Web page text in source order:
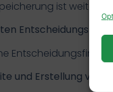
ist
und Erstellung von